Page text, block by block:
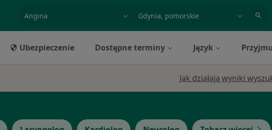
Ubezpieczenie Dostępne terminy Język
Jak działają wyniki